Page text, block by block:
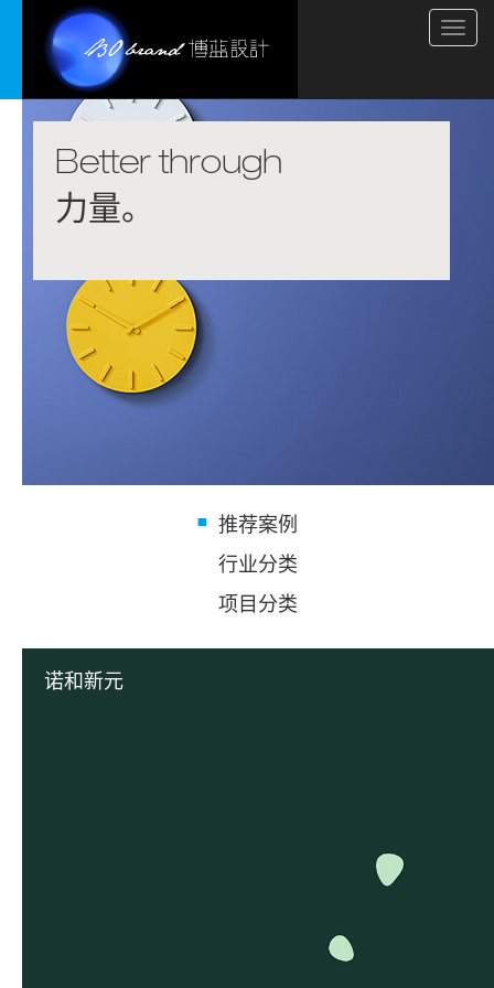
Better through
塑造。
推荐案例
行业分类
项目分类
诺和新元